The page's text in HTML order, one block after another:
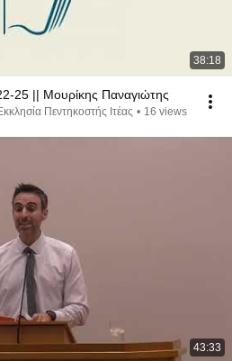
38:18
25 || Μουρίκης Παναγιώτης
Πεντηκοστής Ιτέας • 16 views
43:33